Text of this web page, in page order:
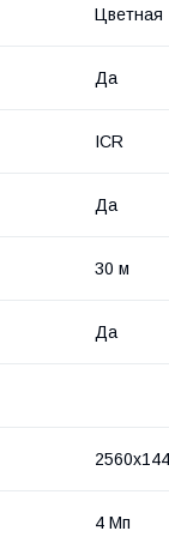
Цветная
Да
ICR
Да
30 м
Да
4 Мп